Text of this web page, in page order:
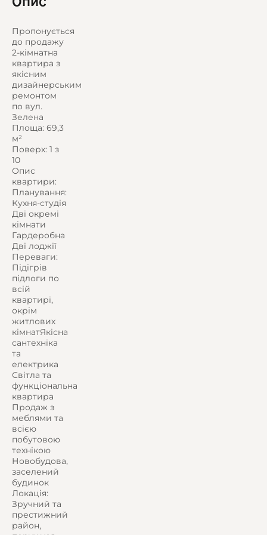
Пропонується
до продажу
2-кімнатна
квартира з
якісним
дизайнерським
ремонтом
по вул.
Зелена
Площа: 69,3
м²
Поверх: 1 з
10
Опис
квартири:
Планування:
Кухня-студія
Дві окремі
кімнати
Гардеробна
Дві лоджії
Переваги:
Підігрів
підлоги по
всій
квартирі,
окрім
житлових
кімнатЯкісна
сантехніка
та
електрика
Світла та
функціональна
квартира
Продаж з
меблями та
всією
побутовою
технікою
Новобудова,
заселений
будинок
Локація:
Зручний та
престижний
район,